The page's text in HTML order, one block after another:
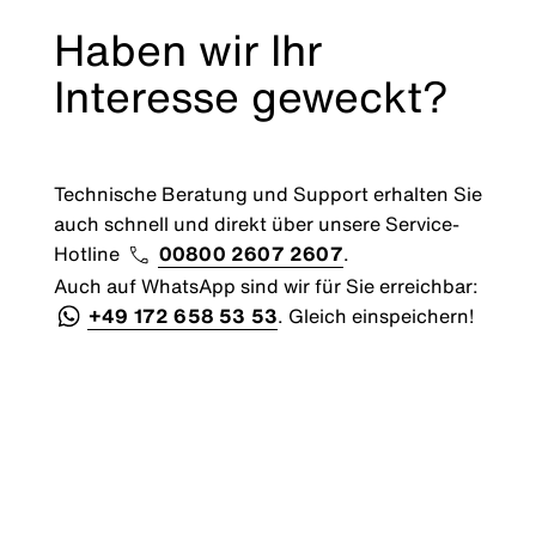
Haben wir Ihr
Interesse geweckt?
Technische Beratung und Support erhalten Sie
auch schnell und direkt über unsere Service-
Hotline
00800 2607 2607.
Auch auf WhatsApp sind wir für Sie erreichbar:
+49 172 658 53 53. Gleich einspeichern!